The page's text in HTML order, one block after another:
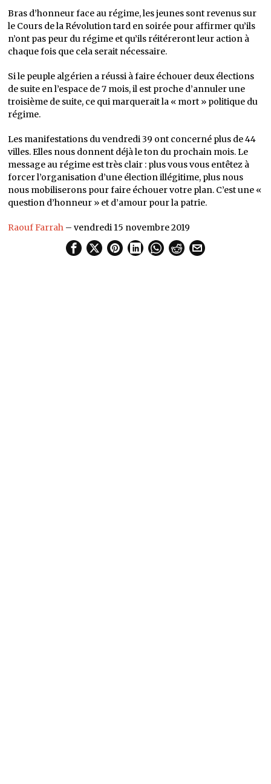
Bras d’honneur face au régime, les jeunes sont revenus sur
le Cours de la Révolution tard en soirée pour affirmer qu’ils
n’ont pas peur du régime et qu’ils réitéreront leur action à
chaque fois que cela serait nécessaire.
Si le peuple algérien a réussi à faire échouer deux élections
de suite en l’espace de 7 mois, il est proche d’annuler une
troisième de suite, ce qui marquerait la « mort » politique du
régime.
Les manifestations du vendredi 39 ont concerné plus de 44
villes. Elles nous donnent déjà le ton du prochain mois. Le
message au régime est très clair : plus vous vous entêtez à
forcer l’organisation d’une élection illégitime, plus nous
nous mobiliserons pour faire échouer votre plan. C’est une «
question d’honneur » et d’amour pour la patrie.
Raouf Farrah – vendredi 15 novembre 2019